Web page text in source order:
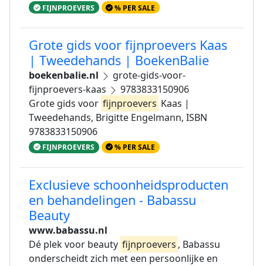
FIJNPROEVERS % PER SALE
Grote gids voor fijnproevers Kaas
| Tweedehands | BoekenBalie
boekenbalie.nl
grote-gids-voor-
fijnproevers-kaas
9783833150906
Grote gids voor fijnproevers Kaas |
Tweedehands, Brigitte Engelmann, ISBN
9783833150906
FIJNPROEVERS % PER SALE
Exclusieve schoonheidsproducten
en behandelingen - Babassu
Beauty
www.babassu.nl
Dé plek voor beauty fijnproevers , Babassu
onderscheidt zich met een persoonlijke en